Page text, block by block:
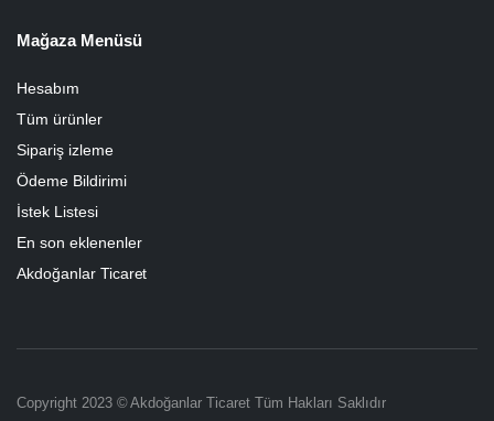
Mağaza Menüsü
Hesabım
Tüm ürünler
Sipariş izleme
Ödeme Bildirimi
İstek Listesi
En son eklenenler
Akdoğanlar Ticaret
Copyright 2023 © Akdoğanlar Ticaret Tüm Hakları Saklıdır